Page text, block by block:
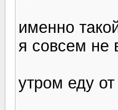
именно
я совсем не
утром еду